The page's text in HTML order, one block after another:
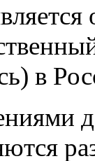
в